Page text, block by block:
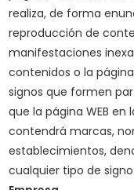
realiza, de forma
reproducción de
manifestaciones
contenidos o la página
signos que formen
que la página WEB en
contendrá marcas,
establecimientos,
cualquier tipo de